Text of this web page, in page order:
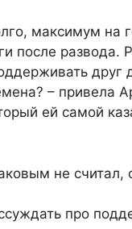
максимум на
после развода.
друг
– привела
ей самой
не считал,
про